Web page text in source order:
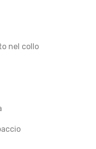
nel collo